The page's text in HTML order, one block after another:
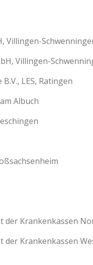
Villingen-
Villingen-
LES, Ratingen
Albuch
der Krankenkassen
der Krankenkassen